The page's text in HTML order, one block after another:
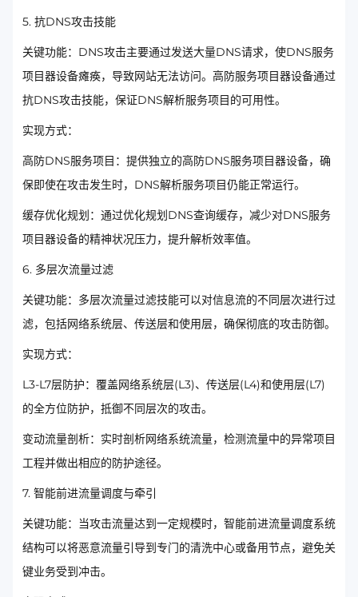
5. 抗DNS攻击技能
关键功能：DNS攻击主要通过发送大量DNS请求，使DNS服务
项目器设备瘫痪，导致网站无法访问。高防服务项目器设备通过
抗DNS攻击技能，保证DNS解析服务项目的可用性。
实现方式：
高防DNS服务项目：提供独立的高防DNS服务项目器设备，确
保即使在攻击发生时，DNS解析服务项目仍能正常运行。
缓存优化规划：通过优化规划DNS查询缓存，减少对DNS服务
项目器设备的精神状况压力，提升解析效率值。
6. 多层次流量过滤
关键功能：多层次流量过滤技能可以对信息流的不同层次进行过
滤，包括网络系统层、传送层和使用层，确保彻底的攻击防御。
实现方式：
L3-L7层防护：覆盖网络系统层(L3)、传送层(L4)和使用层(L7)
的全方位防护，抵御不同层次的攻击。
变动流量剖析：实时剖析网络系统流量，检测流量中的异常项目
工程并做出相应的防护途径。
7. 智能前进流量调度与牵引
关键功能：当攻击流量达到一定规模时，智能前进流量调度系统
结构可以将恶意流量引导到专门的清洗中心或备用节点，避免关
键业务受到冲击。